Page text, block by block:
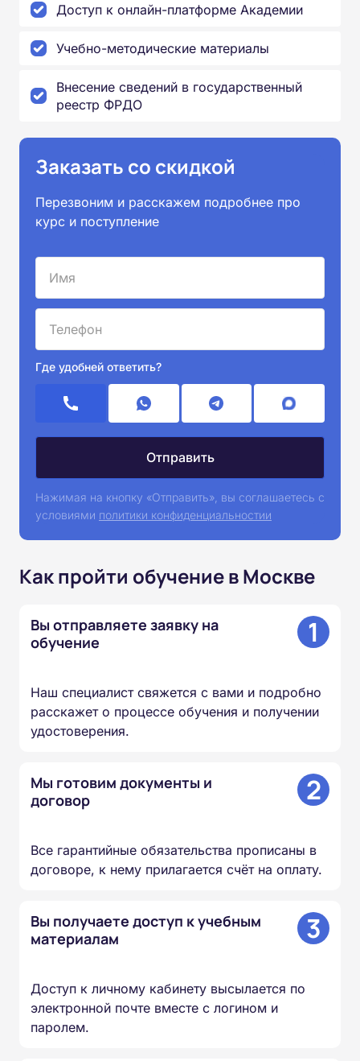
Доступ к онлайн-платформе Академии
Учебно-методические материалы
Внесение сведений в государственный
реестр ФРДО
Заказать со скидкой
Перезвоним и расскажем подробнее про
курс и поступление
Где удобней ответить?
Нажимая на кнопку «Отправить», вы соглашаетесь с
условиями политики конфиденциальностии
Как пройти обучение в Москве
Вы отправляете заявку на
обучение
1
Наш специалист свяжется с вами и подробно
расскажет о процессе обучения и получении
удостоверения.
Мы готовим документы и
договор
2
Все гарантийные обязательства прописаны в
договоре, к нему прилагается счёт на оплату.
Вы получаете доступ к учебным
материалам
3
Доступ к личному кабинету высылается по
электронной почте вместе с логином и
паролем.